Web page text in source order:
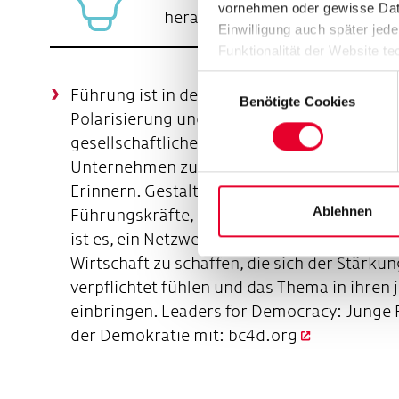
vornehmen oder gewisse
Einwilligung auch später
Funktionalität der Website
Datenschutzhinweisen („
n
w
l
g
u
n
g
s
Benötigte Cookies
Ablehnen
herausfordernden
Führung ist in den vergangenen Jahren
Polarisierung und demokratiefeindliche
gesellschaftlichen Zusammenhalt. Die
Unternehmen zu spüren. Das
Erinnern. Gestalten. Unternehmen
Führungskräfte, die diesen
ist es, ein Netzwerk von jungen
Wirtschaft zu schaffen, die sich der
verpflichtet fühlen und das Thema in ihren
einbringen. Leaders for Democracy: Junge
der Demokratie mit: bc4d.org